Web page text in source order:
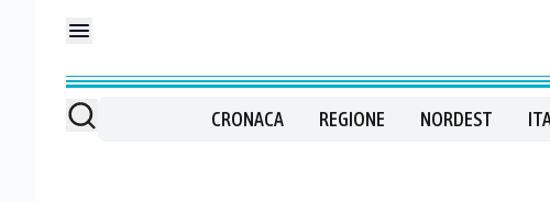
CRONACA REGIONE NORDEST